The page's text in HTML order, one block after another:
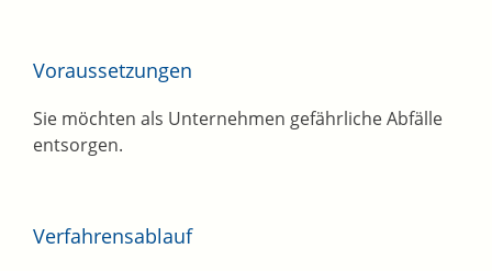
Voraussetzungen
Sie möchten als Unternehmen gefährliche Abfälle
entsorgen.
Verfahrensablauf